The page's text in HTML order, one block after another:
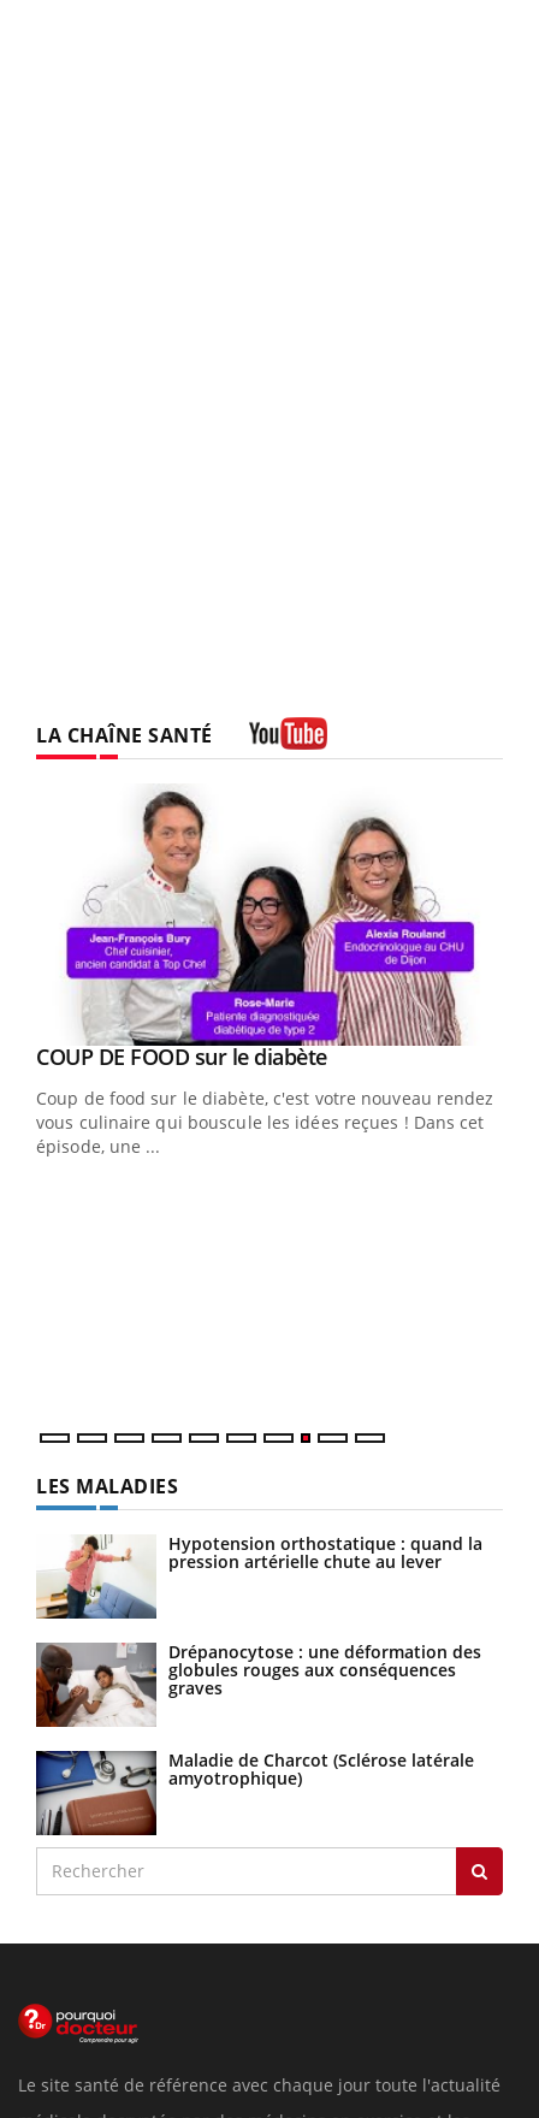
LA CHAÎNE SANTÉ
Youtube
COUP DE FOOD sur le diabèteYoutube
Coup de food sur le diabète, c'est votre nouveau rendez-
vous culinaire qui bouscule les idées reçues ! Dans cet
épisode, une ...
Youtube
Quand l’entreprise mise sur le bien être global
"Les rendez-vous de la santé et de la qualité de vie au
travail" de Pourquoi Docteur reçoivent Régis Blugeon,
DRH et directeur ...
LES MALADIES
Hypotension orthostatique : quand la
pression artérielle chute au lever
Drépanocytose : une déformation des
globules rouges aux conséquences
graves
Maladie de Charcot (Sclérose latérale
amyotrophique)
Le site santé de référence avec chaque jour toute l'actualité